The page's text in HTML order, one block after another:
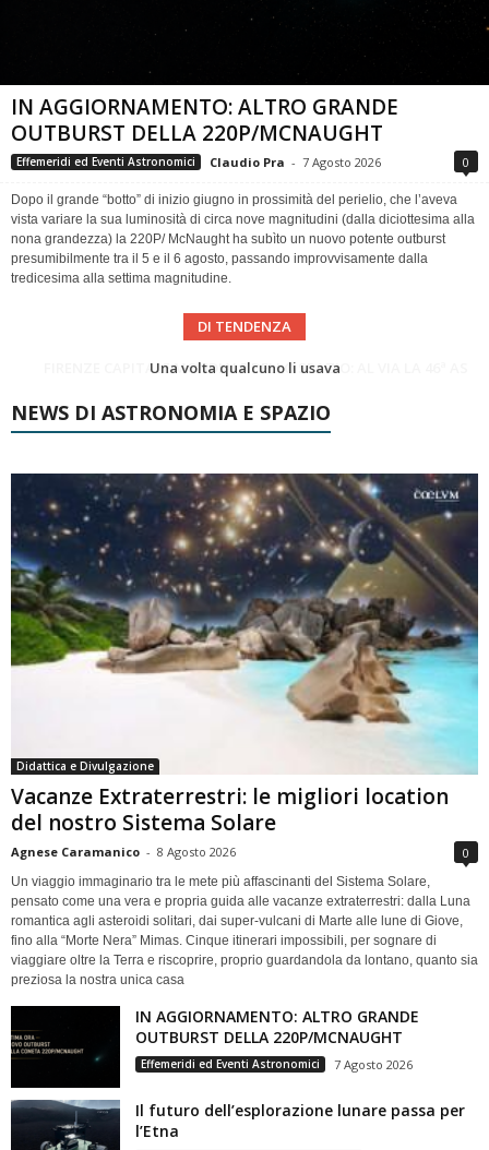
IN AGGIORNAMENTO: ALTRO GRANDE
OUTBURST DELLA 220P/MCNAUGHT
Effemeridi ed Eventi Astronomici Claudio Pra - 7 Agosto 2026 0
Dopo il grande “botto” di inizio giugno in prossimità del perielio, che l’aveva
vista variare la sua luminosità di circa nove magnitudini (dalla diciottesima alla
nona grandezza) la 220P/ McNaught ha subìto un nuovo potente outburst
presumibilmente tra il 5 e il 6 agosto, passando improvvisamente dalla
tredicesima alla settima magnitudine.
DI TENDENZA
Cielo del Mese di Agosto 2026
NEWS DI ASTRONOMIA E SPAZIO
Didattica e Divulgazione
Vacanze Extraterrestri: le migliori location
del nostro Sistema Solare
Agnese Caramanico - 8 Agosto 2026 0
Un viaggio immaginario tra le mete più affascinanti del Sistema Solare,
pensato come una vera e propria guida alle vacanze extraterrestri: dalla Luna
romantica agli asteroidi solitari, dai super-vulcani di Marte alle lune di Giove,
fino alla “Morte Nera” Mimas. Cinque itinerari impossibili, per sognare di
viaggiare oltre la Terra e riscoprire, proprio guardandola da lontano, quanto sia
preziosa la nostra unica casa
IN AGGIORNAMENTO: ALTRO GRANDE
OUTBURST DELLA 220P/MCNAUGHT
Effemeridi ed Eventi Astronomici 7 Agosto 2026
Il futuro dell’esplorazione lunare passa per
l’Etna